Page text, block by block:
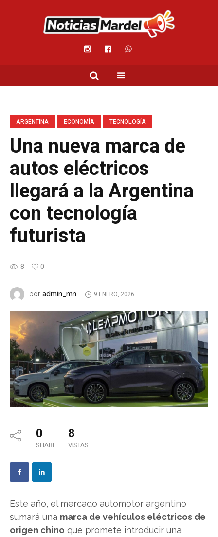
ARGENTINA ECONOMÍA TECNOLOGÍA
Una nueva marca de
autos eléctricos
llegará a la Argentina
con tecnología
futurista
8 0
por admin_mn 9 ENERO, 2026
0
SHARE
8
VISTAS
Este año, el mercado automotor argentino
sumará una marca de vehículos eléctricos de
origen chino que promete introducir una